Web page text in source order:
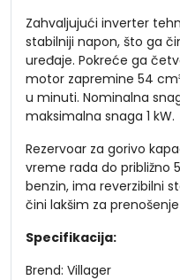
Zahvaljujući inverter
stabilniji napon, što ga
uređaje. Pokreće ga
motor zapremine 54
u minuti. Nominalna
maksimalna snaga 1 kW.
Rezervoar za gorivo
vreme rada do približno
benzin, ima reverzibilni
čini lakšim za
Specifikacija:
Brend: Villager